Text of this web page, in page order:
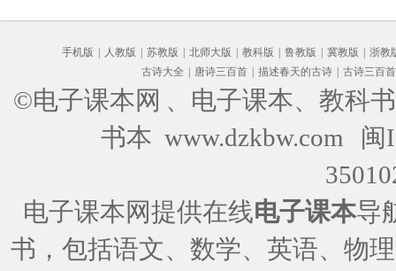
手机版 人教版 苏教版 北师大版 教科版 鲁教版 冀教版
浙教
古诗大全
唐诗三百首 描述春天的古诗 古诗三百首
©电子课本网 、电子课本、教科
书本 www.dzkbw.com
闽
电子课本网提供在线电子课本导
书，包括语文、数学、英语、物